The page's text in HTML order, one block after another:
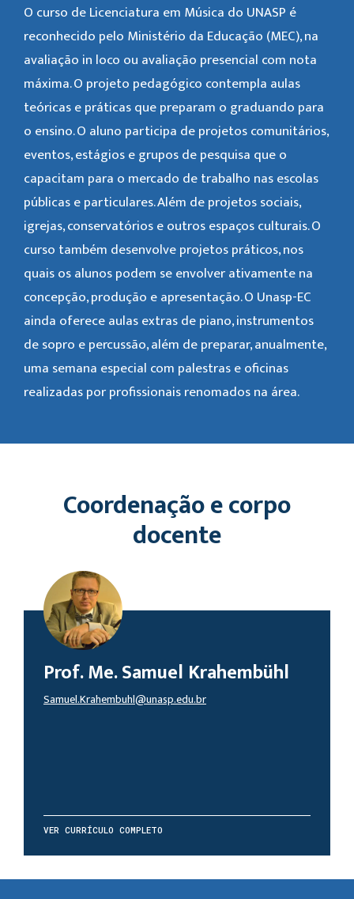
O curso de Licenciatura em Música do UNASP é
reconhecido pelo Ministério da Educação (MEC), na
avaliação in loco ou avaliação presencial com nota
máxima. O projeto pedagógico contempla aulas
teóricas e práticas que preparam o graduando para
o ensino. O aluno participa de projetos comunitários,
eventos, estágios e grupos de pesquisa que o
capacitam para o mercado de trabalho nas escolas
públicas e particulares. Além de projetos sociais,
igrejas, conservatórios e outros espaços culturais. O
curso também desenvolve projetos práticos, nos
quais os alunos podem se envolver ativamente na
concepção, produção e apresentação. O Unasp-EC
ainda oferece aulas extras de piano, instrumentos
de sopro e percussão, além de preparar, anualmente,
uma semana especial com palestras e oficinas
realizadas por profissionais renomados na área.
Coordenação e corpo
docente
Prof. Me. Samuel Krahembühl
Samuel.Krahembuhl@unasp.edu.br
VER CURRÍCULO COMPLETO